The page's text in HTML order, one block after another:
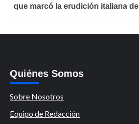
que marcó la erudición italiana del
Quiénes Somos
Sobre Nosotros
Equipo de Redacción